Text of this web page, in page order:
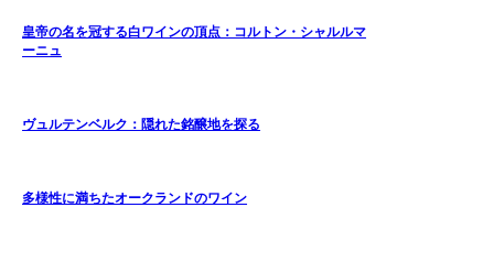
皇帝の名を冠する白ワインの頂点：コルトン・シャルルマ
ーニュ
ヴュルテンベルク：隠れた銘醸地を探る
多様性に満ちたオークランドのワイン